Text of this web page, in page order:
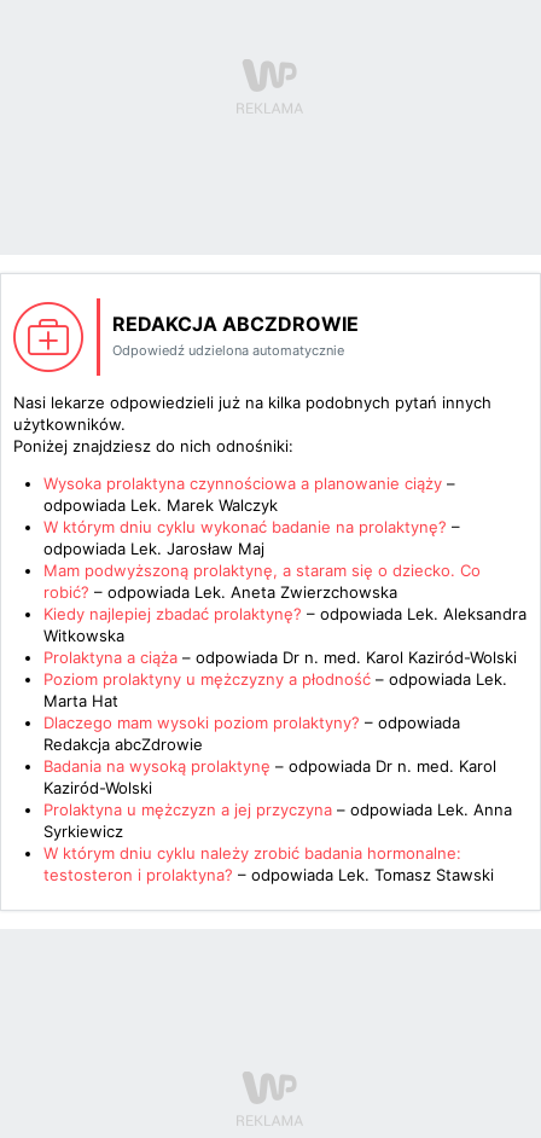
REDAKCJA ABCZDROWIE
Odpowiedź udzielona automatycznie
Nasi lekarze odpowiedzieli już na kilka podobnych pytań innych
użytkowników.
Poniżej znajdziesz do nich odnośniki:
Wysoka prolaktyna czynnościowa a planowanie ciąży –
odpowiada Lek. Marek Walczyk
W którym dniu cyklu wykonać badanie na prolaktynę? –
odpowiada Lek. Jarosław Maj
Mam podwyższoną prolaktynę, a staram się o dziecko. Co
robić? – odpowiada Lek. Aneta Zwierzchowska
Kiedy najlepiej zbadać prolaktynę? – odpowiada Lek. Aleksandra
Witkowska
Prolaktyna a ciąża – odpowiada Dr n. med. Karol Kaziród-Wolski
Poziom prolaktyny u mężczyzny a płodność – odpowiada Lek.
Marta Hat
Dlaczego mam wysoki poziom prolaktyny? – odpowiada
Redakcja abcZdrowie
Badania na wysoką prolaktynę – odpowiada Dr n. med. Karol
Kaziród-Wolski
Prolaktyna u mężczyzn a jej przyczyna – odpowiada Lek. Anna
Syrkiewicz
W którym dniu cyklu należy zrobić badania hormonalne:
testosteron i prolaktyna? – odpowiada Lek. Tomasz Stawski